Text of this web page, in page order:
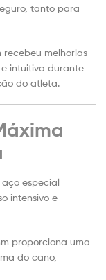
tanto para
melhorias
intuitiva durante
do atleta.
aço especial
intensivo e
proporciona uma
do cano,